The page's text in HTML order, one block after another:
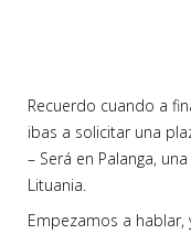
Recuerdo cuando a
ibas a solicitar una
– Será en Palanga,
Lituania.
Empezamos a